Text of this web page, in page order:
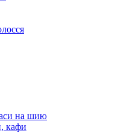
на шию
кафи